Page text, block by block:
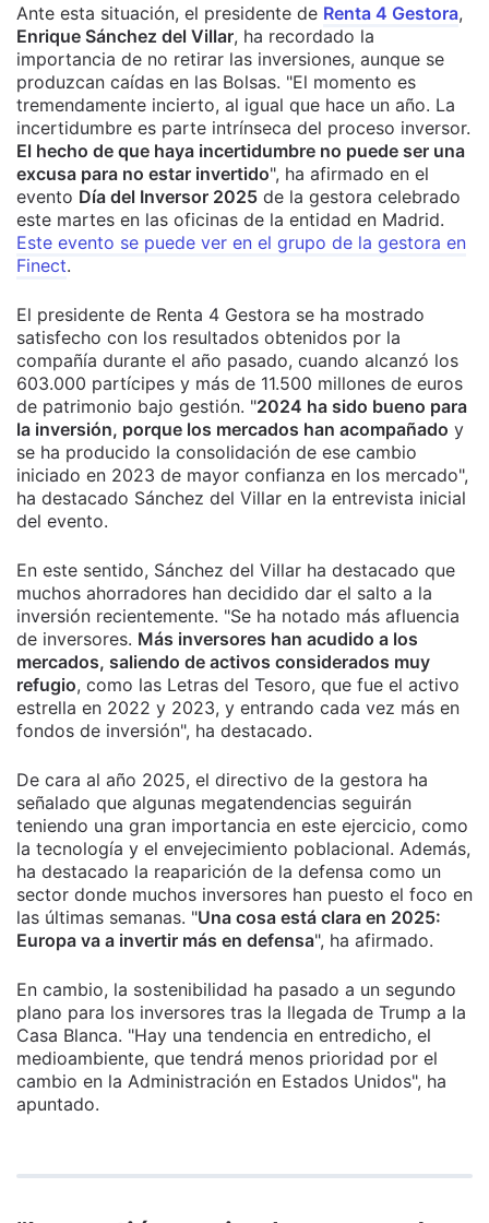
Ante esta situación, el presidente de Renta 4 Gestora,
Enrique Sánchez del Villar, ha recordado la
importancia de no retirar las inversiones, aunque se
produzcan caídas en las Bolsas. "El momento es
tremendamente incierto, al igual que hace un año. La
incertidumbre es parte intrínseca del proceso inversor.
El hecho de que haya incertidumbre no puede ser una
excusa para no estar invertido", ha afirmado en el
evento Día del Inversor 2025 de la gestora celebrado
este martes en las oficinas de la entidad en Madrid.
Este evento se puede ver en el grupo de la gestora en
Finect.
El presidente de Renta 4 Gestora se ha mostrado
satisfecho con los resultados obtenidos por la
compañía durante el año pasado, cuando alcanzó los
603.000 partícipes y más de 11.500 millones de euros
de patrimonio bajo gestión. "2024 ha sido bueno para
la inversión, porque los mercados han acompañado y
se ha producido la consolidación de ese cambio
iniciado en 2023 de mayor confianza en los mercado",
ha destacado Sánchez del Villar en la entrevista inicial
del evento.
En este sentido, Sánchez del Villar ha destacado que
muchos ahorradores han decidido dar el salto a la
inversión recientemente. "Se ha notado más afluencia
de inversores. Más inversores han acudido a los
mercados, saliendo de activos considerados muy
refugio, como las Letras del Tesoro, que fue el activo
estrella en 2022 y 2023, y entrando cada vez más en
fondos de inversión", ha destacado.
De cara al año 2025, el directivo de la gestora ha
señalado que algunas megatendencias seguirán
teniendo una gran importancia en este ejercicio, como
la tecnología y el envejecimiento poblacional. Además,
ha destacado la reaparición de la defensa como un
sector donde muchos inversores han puesto el foco en
las últimas semanas. "Una cosa está clara en 2025:
Europa va a invertir más en defensa", ha afirmado.
En cambio, la sostenibilidad ha pasado a un segundo
plano para los inversores tras la llegada de Trump a la
Casa Blanca. "Hay una tendencia en entredicho, el
medioambiente, que tendrá menos prioridad por el
cambio en la Administración en Estados Unidos", ha
apuntado.